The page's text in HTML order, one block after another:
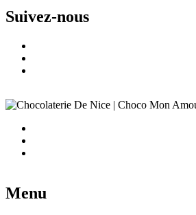
Suivez-nous
Menu